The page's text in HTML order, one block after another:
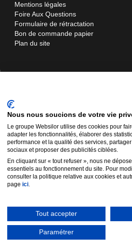
Mentions légales
Foire Aux Questions
Formulaire de rétractation
Bon de commande papier
Plan du site
Contactez-
12 rue d'Ukraine
57310 Bertrange
03 72 52 01 76
03 59 11 01 91
info@materiel-manutention.com
Materiel-manutention.com est la propriété
Nous nous soucions de votre vie
Le groupe Websilor utilise des cookies pour
adapter les fonctionnalités, élaborer des
performance et la qualité des services,
sociaux et proposer des publicités ciblées.
En cliquant sur « tout refuser », nous ne
essentiels au fonctionnement du site. Pour
consulter la politique relative aux cookies et
page ici.
Tout accepter
Paramétrer